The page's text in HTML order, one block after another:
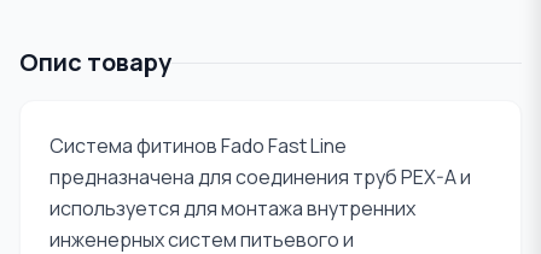
Опис товару
Система фитинов Fado Fast Line
предназначена для соединения труб PEX-A и
используется для монтажа внутренних
инженерных систем питьевого и